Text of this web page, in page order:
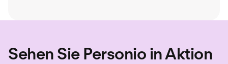
Sehen Sie Personio in Aktion